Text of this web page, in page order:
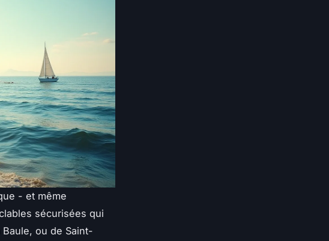
- et même
sécurisées qui
ou de Saint-